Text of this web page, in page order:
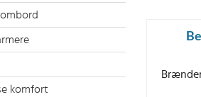
komfort